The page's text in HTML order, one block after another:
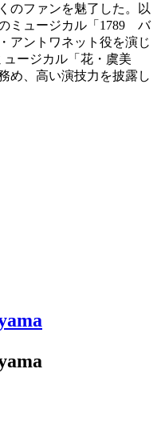
のファンを魅了した。以
ミュージカル「1789 バ
アントワネット役を演じ
ージカル「花・虞美
め、高い演技力を披露し